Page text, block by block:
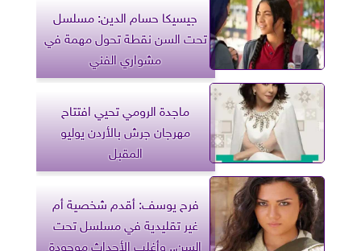
جيسيكا حسام الدين: مسلسل
تحت السن نقطة تحول مهمة في
مشواري الفني
ماجدة الرومي تحيي افتتاح
مهرجان جرش بالأردن يوليو
المقبل
فرح يوسف: أقدم شخصية أم
غير تقليدية في مسلسل تحت
السن.. وأغلب الأحداث موجودة